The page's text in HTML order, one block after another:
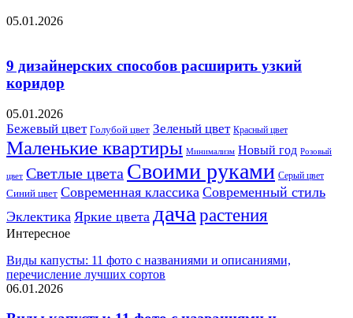
05.01.2026
9 дизайнерских способов расширить узкий
коридор
05.01.2026
Бежевый цвет Голубой цвет Зеленый цвет Красный цвет
Маленькие квартиры Минимализм Новый год Розовый
цвет Светлые цвета Своими руками Серый цвет
Синий цвет Современная классика Современный стиль
Эклектика Яркие цвета дача растения
Интересное
Виды капусты: 11 фото с названиями и описаниями,
перечисление лучших сортов
06.01.2026